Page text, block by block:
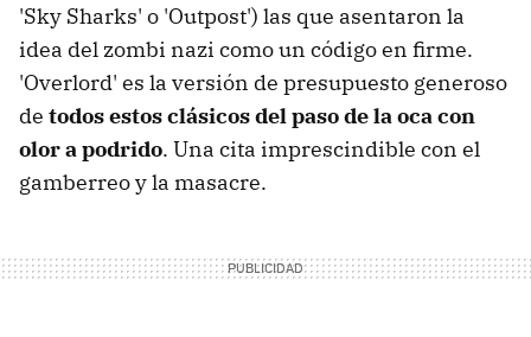
'Sky Sharks' o 'Outpost') las que asentaron la
idea del zombi nazi como un código en firme.
'Overlord' es la versión de presupuesto generoso
de todos estos clásicos del paso de la oca con
olor a podrido. Una cita imprescindible con el
gamberreo y la masacre.